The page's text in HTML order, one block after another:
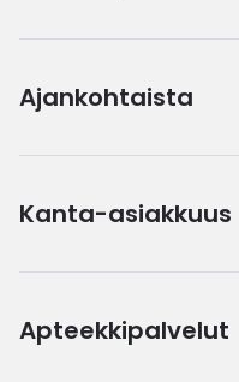
Ajankohtaista
Kanta-asiakkuus
Apteekkipalvelut